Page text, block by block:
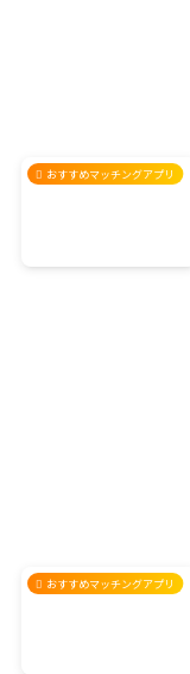
おすすめマッチングアプリ
おすすめマッチングアプリ